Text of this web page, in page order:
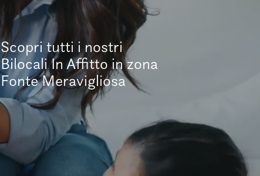
Scopri tutti i nostri
Bilocali In Affitto in zona
Fonte Meravigliosa